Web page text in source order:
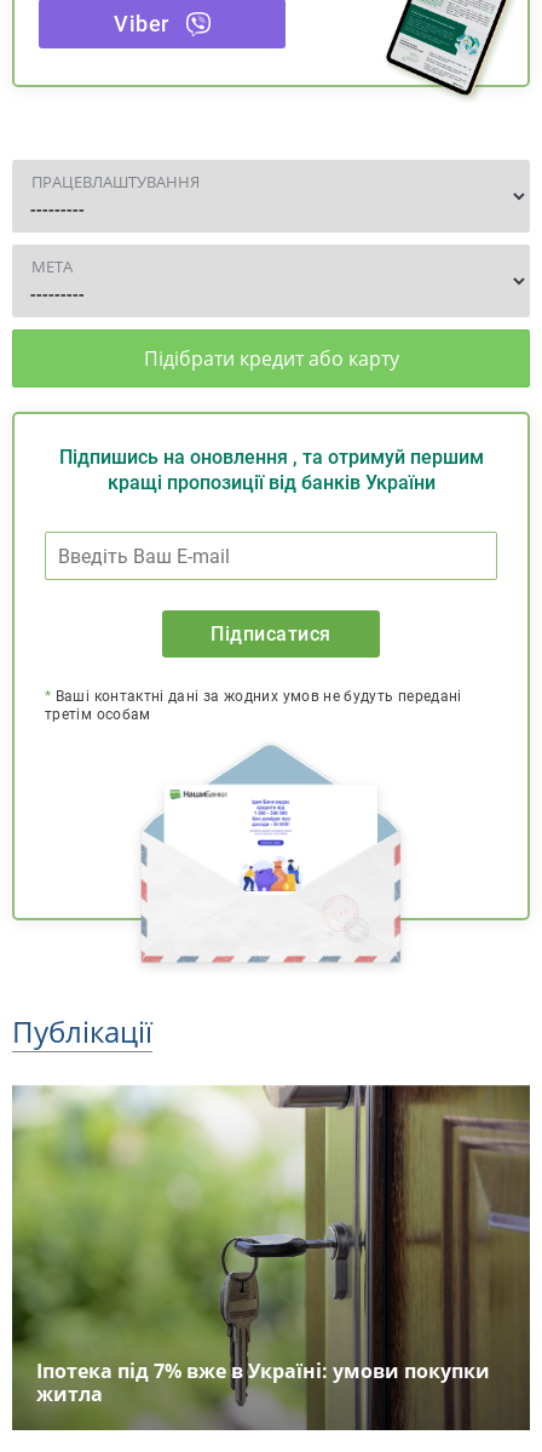
Viber
ПРАЦЕВЛАШТУВАННЯ
МЕТА
Підібрати кредит або карту
Підпишись на оновлення , та отримуй першим
кращі пропозиції від банків України
Підписатися
* Ваші контактні дані за жодних умов не будуть передані
третім особам
Публікації
Іпотека під 7% вже в Україні: умови покупки
житла